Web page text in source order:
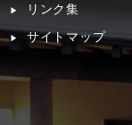
リンク集
サイトマップ